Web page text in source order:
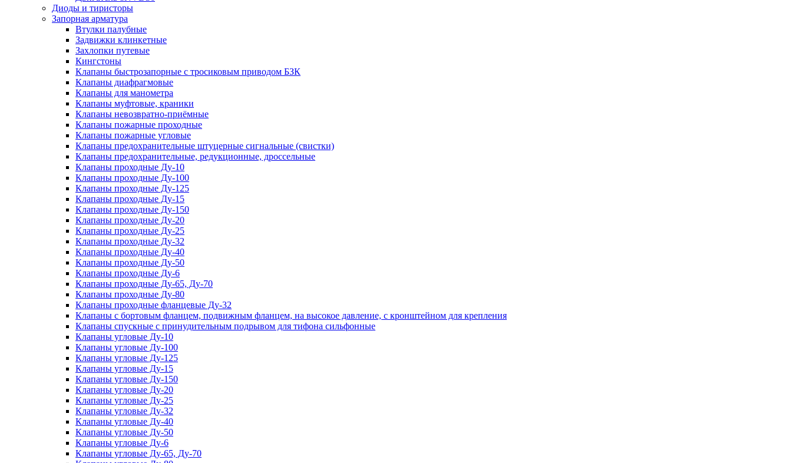
Диоды и тиристоры
Запорная арматура
Втулки палубные
Задвижки клинкетные
Захлопки путевые
Кингстоны
Клапаны быстрозапорные с тросиковым приводом БЗК
Клапаны диафрагмовые
Клапаны для манометра
Клапаны муфтовые, краники
Клапаны невозвратно-приёмные
Клапаны пожарные проходные
Клапаны пожарные угловые
Клапаны предохранительные штуцерные сигнальные (свистки)
Клапаны предохранительные, редукционные, дроссельные
Клапаны проходные Ду-10
Клапаны проходные Ду-100
Клапаны проходные Ду-125
Клапаны проходные Ду-15
Клапаны проходные Ду-150
Клапаны проходные Ду-20
Клапаны проходные Ду-25
Клапаны проходные Ду-32
Клапаны проходные Ду-40
Клапаны проходные Ду-50
Клапаны проходные Ду-6
Клапаны проходные Ду-65, Ду-70
Клапаны проходные Ду-80
Клапаны проходные фланцевые Ду-32
Клапаны с бортовым фланцем, подвижным фланцем, на высокое давление, с кронштейном для крепления
Клапаны спускные с принудительным подрывом для тифона сильфонные
Клапаны угловые Ду-10
Клапаны угловые Ду-100
Клапаны угловые Ду-125
Клапаны угловые Ду-15
Клапаны угловые Ду-150
Клапаны угловые Ду-20
Клапаны угловые Ду-25
Клапаны угловые Ду-32
Клапаны угловые Ду-40
Клапаны угловые Ду-50
Клапаны угловые Ду-6
Клапаны угловые Ду-65, Ду-70